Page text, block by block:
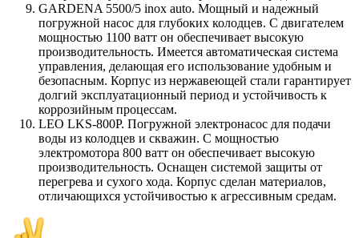
GARDENA 5500/5 inox auto. Мощный и надежный
погружной насос для глубоких колодцев. С двигателем
мощностью 1100 ватт он обеспечивает высокую
производительность. Имеется автоматическая система
управления, делающая его использование удобным и
безопасным. Корпус из нержавеющей стали гарантирует
долгий эксплуатационный период и устойчивость к
коррозийным процессам.
LEO LKS-800P. Погружной электронасос для подачи
воды из колодцев и скважин. С мощностью
электромотора 800 ватт он обеспечивает высокую
производительность. Оснащен системой защиты от
перегрева и сухого хода. Корпус сделан материалов,
отличающихся устойчивостью к агрессивным средам.